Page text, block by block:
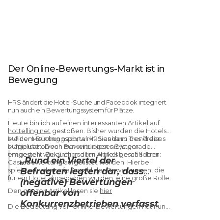
Der Online-Bewertungs-Markt ist in
Bewegung
HRS ändert die Hotel-Suche und Facebook integriert
nun auch ein Bewertungssystem für Plätze.
Heute bin ich auf einen interessanten Artikel auf
hottelling.net gestoßen. Bisher wurden die Hotels
auf dem Buchungsportal HRS anhand des Preises
aufgelistet. Doch nun wird dieses System
umgestellt. Zukünftig sollen Hotels gemäß ihrer
Gästebewertung aufgelistet werden. Hierbei
spiele vor allem die Anzahl der Bewertungen, die
für ein Hotel abgegeben wurden, eine große Rolle.
Meiner Meinung nach, wirkt dies dem Trend der
Manipulation von Bewertungen nicht gerade
entgegen, wie auch in dem Artikel beschrieben:
„Rund ein Viertel der
Befragten legten dar, dass
(negative) Bewertungen
offenbar von
Konkurrenzbetrieben verfasst
Den ganzen Artikel lesen sie hier
Die Bedeutung von Online-Bewertungen hat nun